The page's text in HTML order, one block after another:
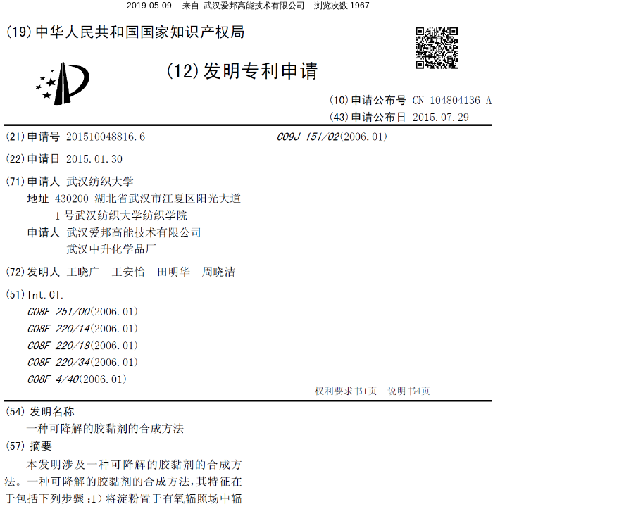
2019-05-09 来自:武汉爱邦高能技术有限公司 浏览次数:1967